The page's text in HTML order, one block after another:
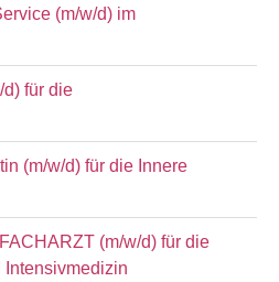
(m/w/d) im
d) für die
(m/w/d) für die Innere
(m/w/d) für die
Intensivmedizin